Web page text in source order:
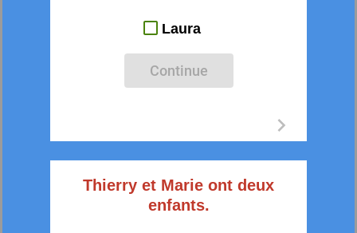
Laura
Continue
Thierry et Marie ont deux
enfants.